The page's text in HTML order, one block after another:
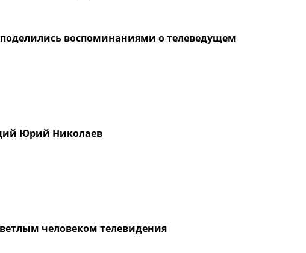
воспоминаниями о телеведущем
Юрий Николаев
человеком телевидения